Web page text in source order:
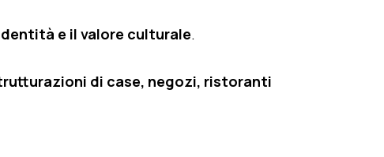
e il valore culturale.
di case, negozi, ristoranti